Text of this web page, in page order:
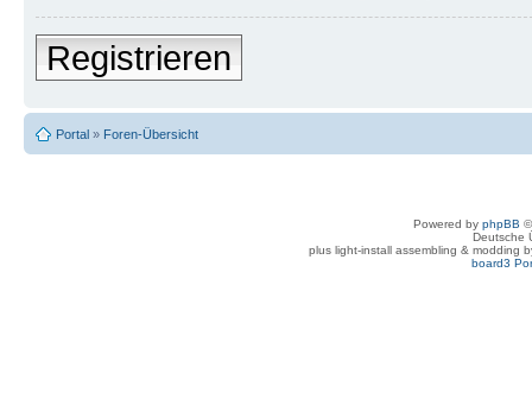
Registrieren
Portal » Foren-Übersicht
Powered by phpBB
Deutsche
plus light-install assembling & modding
board3